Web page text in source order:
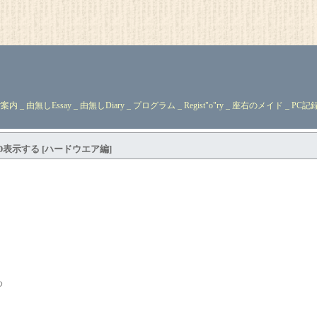
内 _ 由無しEssay _ 由無しDiary _ プログラム Regist"o"ry 座右のメイド _ PC記
示する [ハードウエア編]